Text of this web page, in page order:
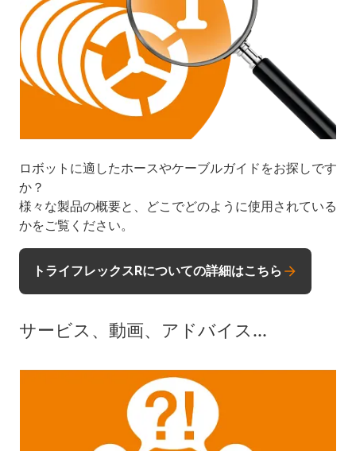
ロボットに適したホースやケーブルガイドをお探しです
か？
様々な製品の概要と、どこでどのように使用されている
かをご覧ください。
トライフレックスRについての詳細はこちら
サービス、動画、アドバイス...